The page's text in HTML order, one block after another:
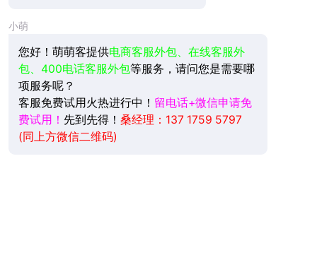
小萌
您好！萌萌客提供电商客服外包、在线客服外
包、400电话客服外包等服务，请问您是需要哪
项服务呢？
客服免费试用火热进行中！ 留电话+微信申请免
费试用！ 先到先得！ 桑经理：137 1759 5797
(同上方微信二维码)